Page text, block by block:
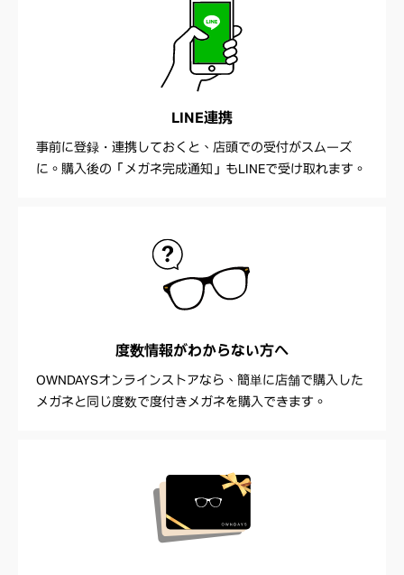
LINE連携
事前に登録・連携しておくと、店頭での受付がスムーズ
に。購入後の「メガネ完成通知」もLINEで受け取れます。
度数情報がわからない方へ
OWNDAYSオンラインストアなら、簡単に店舗で購入した
メガネと同じ度数で度付きメガネを購入できます。